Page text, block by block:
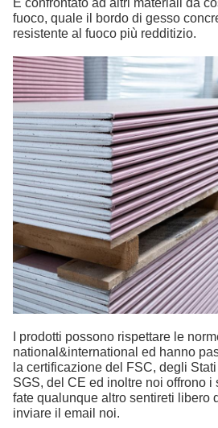
fuoco, quale il bordo di gesso
resistente al fuoco più redditizio.
I prodotti possono rispettare le
national&international ed hanno
la certificazione del FSC, degli
SGS, del CE ed inoltre noi offrono i
fate qualunque altro sentireti libero
inviare il email noi.